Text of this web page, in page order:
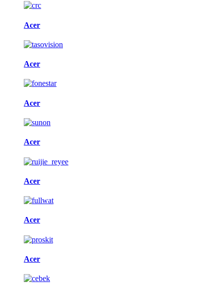
Acer
Acer
Acer
Acer
Acer
Acer
Acer